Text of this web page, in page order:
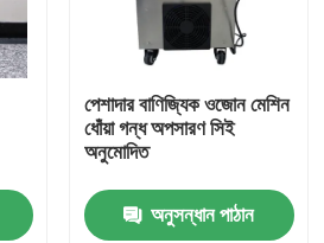
পেশাদার বাণিজ্যিক ওজোন মেশিন
ধোঁয়া গন্ধ অপসারণ সিই
অনুমোদিত
অনুসন্ধান পাঠান